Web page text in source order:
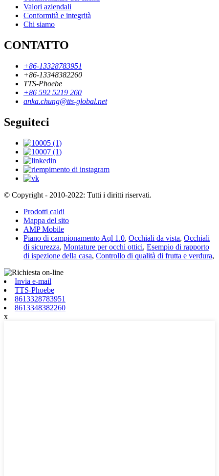
Valori aziendali
Conformità e integrità
Chi siamo
CONTATTO
+86-13328783951
+86-13348382260
TTS-Phoebe
+86 592 5219 260
anka.chung@tts-global.net
Seguiteci
© Copyright - 2010-2022: Tutti i diritti riservati.
Prodotti caldi
Mappa del sito
AMP Mobile
Piano di campionamento Aql 1.0, Occhiali da vista, Occhiali
di sicurezza, Montature per occhi ottici, Esempio di rapporto
di ispezione della casa, Controllo di qualità di frutta e verdura,
Invia e-mail
TTS-Phoebe
8613328783951
8613348382260
x